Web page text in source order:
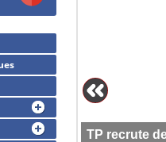
TP recrute